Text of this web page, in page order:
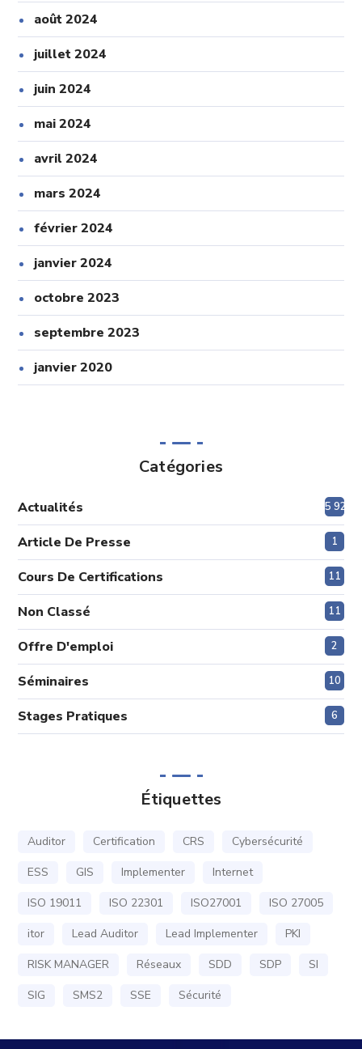
août 2024
juillet 2024
juin 2024
mai 2024
avril 2024
mars 2024
février 2024
janvier 2024
octobre 2023
septembre 2023
janvier 2020
Catégories
Actualités 5 920
Article De Presse 1
Cours De Certifications 11
Non Classé 11
Offre D'emploi 2
Séminaires 10
Stages Pratiques 6
Étiquettes
Auditor Certification CRS
Cybersécurité
ESS
GIS Implementer
Internet
ISO 19011
ISO 22301 ISO27001
ISO 27005
itor
Lead Auditor Lead Implementer
PKI
RISK MANAGER
Réseaux SDD SDP
SI
SIG
SMS2 SSE Sécurité